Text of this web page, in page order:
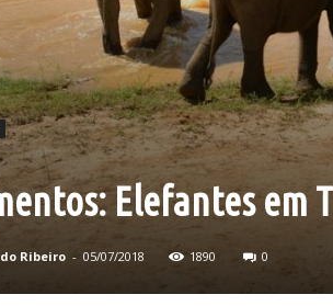
Elefantes em
Ribeiro - 05/07/2018 1890 0